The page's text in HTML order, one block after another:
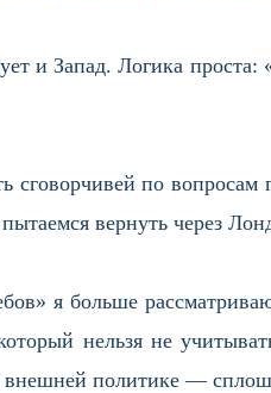
и Запад. Логика проста:
сговорчивей по вопросам
вернуть через
я больше
нельзя не
внешней политике —